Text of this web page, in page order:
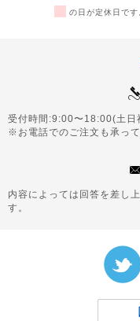
の日が定休日で
受付時間:9:00〜18:00(土日
※お電話でのご注文も承って
内容によっては回答を差し
す。